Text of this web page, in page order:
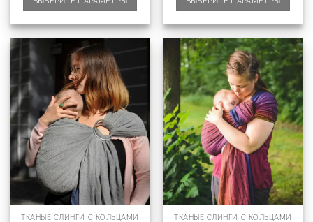
ТКАНЫЕ СЛИНГИ С КОЛЬЦАМИ ТКАНЫЕ СЛИНГИ С КОЛЬЦАМИ